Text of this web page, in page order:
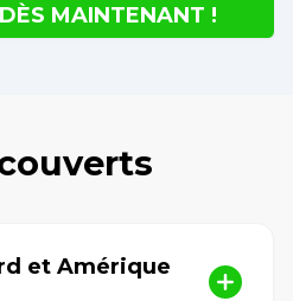
MAINTENANT !
et Amérique